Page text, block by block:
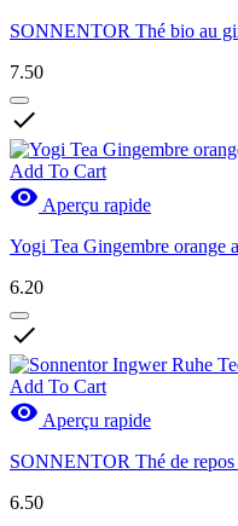
SONNENTOR Thé bio au
7.50

Add To Cart
 Aperçu rapide
Yogi Tea Gingembre orange
6.20

Add To Cart
 Aperçu rapide
SONNENTOR Thé de
6.50